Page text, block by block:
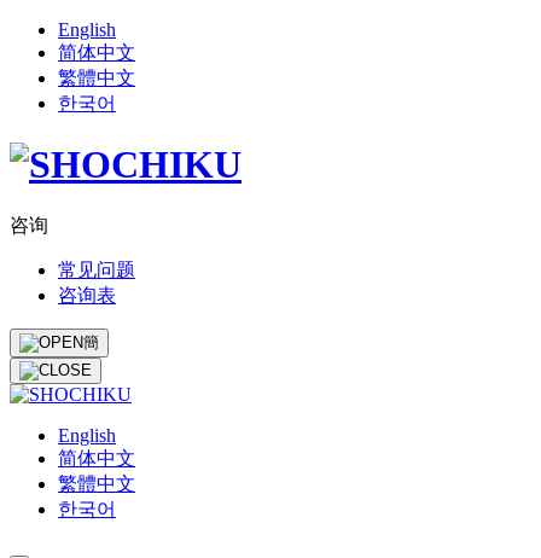
English
简体中文
繁體中文
한국어
咨询
常见问题
咨询表
簡
English
简体中文
繁體中文
한국어